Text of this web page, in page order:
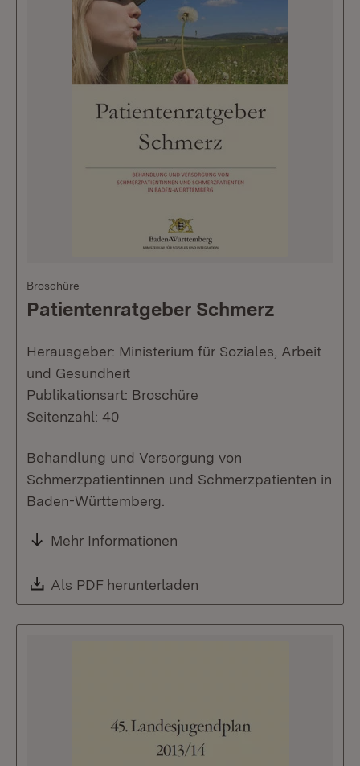
Broschüre
Patientenratgeber Schmerz
Herausgeber: Ministerium für Soziales, Arbeit
und Gesundheit
Publikationsart: Broschüre
Seitenzahl: 40
Behandlung und Versorgung von
Schmerzpatientinnen und Schmerzpatienten in
Baden-Württemberg.
Mehr Informationen
Download:
Als PDF herunterladen